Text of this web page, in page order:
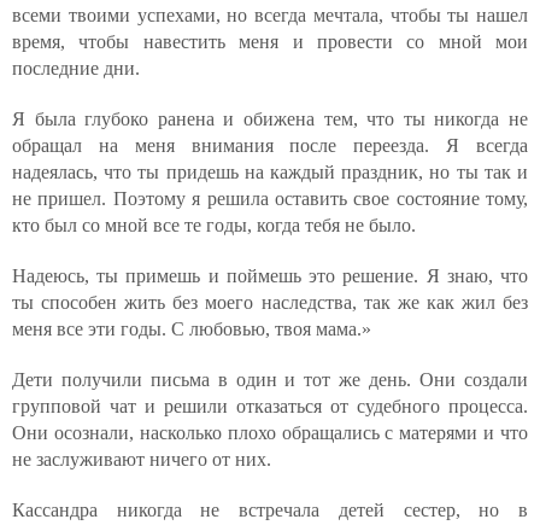
всеми твоими успехами, но всегда мечтала, чтобы ты нашел
время, чтобы навестить меня и провести со мной мои
последние дни.
Я была глубоко ранена и обижена тем, что ты никогда не
обращал на меня внимания после переезда. Я всегда
надеялась, что ты придешь на каждый праздник, но ты так и
не пришел. Поэтому я решила оставить свое состояние тому,
кто был со мной все те годы, когда тебя не было.
Надеюсь, ты примешь и поймешь это решение. Я знаю, что
ты способен жить без моего наследства, так же как жил без
меня все эти годы. С любовью, твоя мама.»
Дети получили письма в один и тот же день. Они создали
групповой чат и решили отказаться от судебного процесса.
Они осознали, насколько плохо обращались с матерями и что
не заслуживают ничего от них.
Кассандра никогда не встречала детей сестер, но в